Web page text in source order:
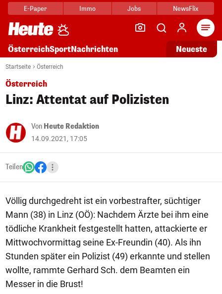
E-Paper Immo Jobs NewsFlix
ÖsterreichSportNachrichten Neueste
Startseite Österreich
Österreich
Linz: Attentat auf Polizisten
Von Heute Redaktion
14.09.2021, 17:05
Teilen
Völlig durchgedreht ist ein vorbestrafter, süchtiger
Mann (38) in Linz (OÖ): Nachdem Ärzte bei ihm eine
tödliche Krankheit festgestellt hatten, attackierte er
Mittwochvormittag seine Ex-Freundin (40). Als ihn
Stunden später ein Polizist (49) erkannte und stellen
wollte, rammte Gerhard Sch. dem Beamten ein
Messer in die Brust!